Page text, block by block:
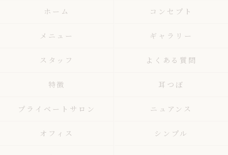
ホーム コンセプト
メニュー ギャラリー
スタッフ よくある質問
特徴 耳つぼ
プライベートサロン ニュアンス
オフィス シンプル